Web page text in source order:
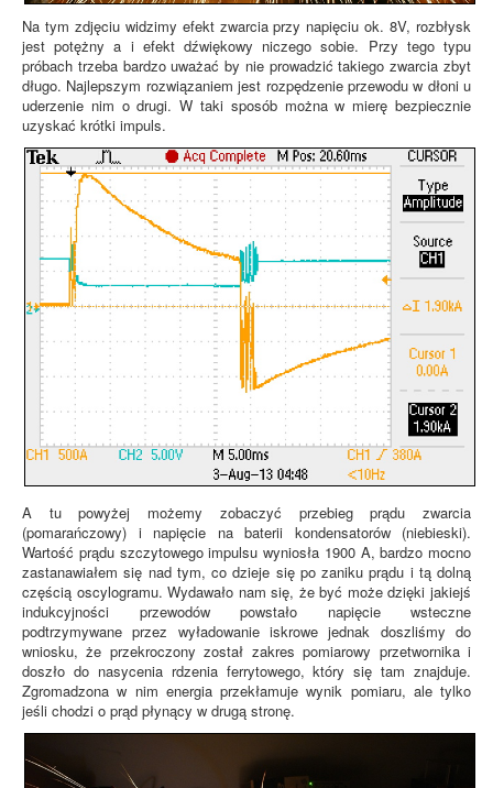
Na tym zdjęciu widzimy efekt zwarcia przy napięciu ok. 8V, rozbłysk
jest potężny a i efekt dźwiękowy niczego sobie. Przy tego typu
próbach trzeba bardzo uważać by nie prowadzić takiego zwarcia zbyt
długo. Najlepszym rozwiązaniem jest rozpędzenie przewodu w dłoni u
uderzenie nim o drugi. W taki sposób można w mierę bezpiecznie
uzyskać krótki impuls.
A tu powyżej możemy zobaczyć przebieg prądu zwarcia
(pomarańczowy) i napięcie na baterii kondensatorów (niebieski).
Wartość prądu szczytowego impulsu wyniosła 1900 A, bardzo mocno
zastanawiałem się nad tym, co dzieje się po zaniku prądu i tą dolną
częścią oscylogramu. Wydawało nam się, że być może dzięki jakiejś
indukcyjności przewodów powstało napięcie wsteczne
podtrzymywane przez wyładowanie iskrowe jednak doszliśmy do
wniosku, że przekroczony został zakres pomiarowy przetwornika i
doszło do nasycenia rdzenia ferrytowego, który się tam znajduje.
Zgromadzona w nim energia przekłamuje wynik pomiaru, ale tylko
jeśli chodzi o prąd płynący w drugą stronę.